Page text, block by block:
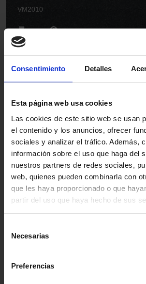
Consentimiento Detalles
Esta página web usa cookies
Las cookies de este sitio web se usan
el contenido y los anuncios, ofrecer
sociales y analizar el tráfico. Además,
información sobre el uso que haga del
nuestros partners de redes sociales,
web, quienes pueden combinarla con
que les haya proporcionado o que
partir del uso que haya hecho de sus
Necesarias
Preferencias
VM2010
VMI2054
Coal